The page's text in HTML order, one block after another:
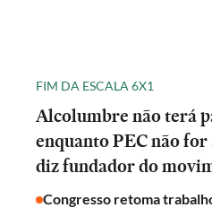
FIM DA ESCALA 6X1
Alcolumbre não terá
enquanto PEC não
diz fundador do
Congresso retoma